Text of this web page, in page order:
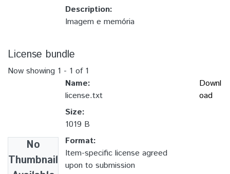
Description:
Imagem e memória
License bundle
Now showing 1 - 1 of 1
No
Thumbnail
Name:
license.txt
Size:
1019 B
Format:
Item-specific license agreed
upon to submission
Downl
oad